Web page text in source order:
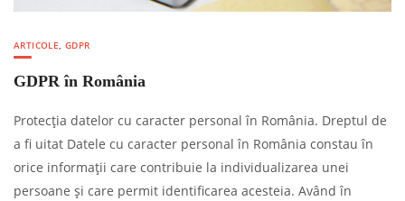
ARTICOLE,GDPR
GDPR în România
Protecția datelor cu caracter personal în România. Dreptul de
a fi uitat Datele cu caracter personal în România constau în
orice informații care contribuie la individualizarea unei
persoane și care permit identificarea acesteia. Având în